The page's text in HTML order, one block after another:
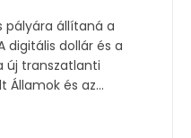
pályára állítaná a
új transzatlanti
Államok és az...